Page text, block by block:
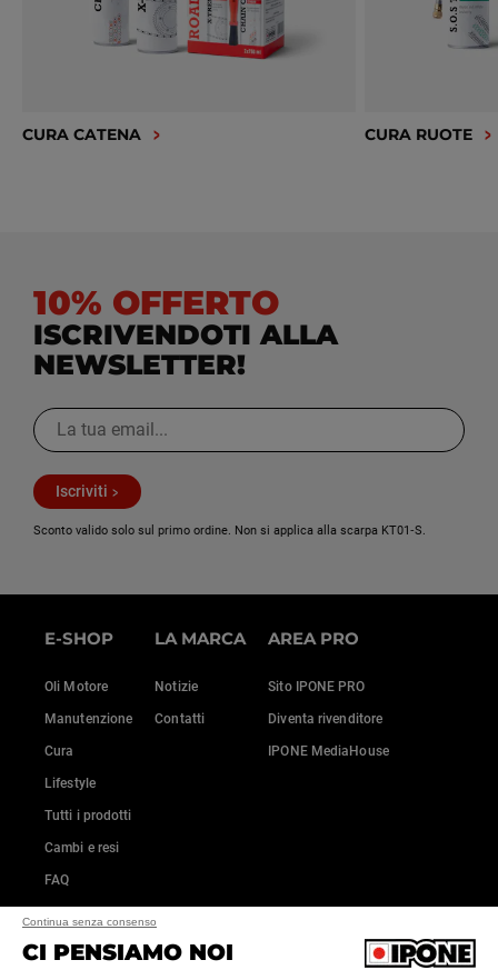
Continua senza consenso
CI PENSIAMO NOI
CURA CATENA CURA RUOTE
10% OFFERTO
ISCRIVENDOTI ALLA
NEWSLETTER!
Iscriviti
Sconto valido solo sul primo ordine. Non si applica alla scarpa KT01‑S.
E-SHOP
Oli Motore
Manutenzione
Cura
Lifestyle
Tutti i prodotti
Cambi e resi
FAQ
LA MARCA
Notizie
Contatti
AREA PRO
Sito IPONE PRO
Diventa rivenditore
IPONE MediaHouse